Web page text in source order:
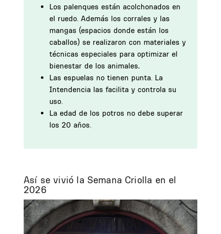
Los palenques están acolchonados en
el ruedo. Además los corrales y las
mangas (espacios donde están los
caballos) se realizaron con materiales y
técnicas especiales para optimizar el
bienestar de los animales.
Las espuelas no tienen punta. La
Intendencia las facilita y controla su
uso.
La edad de los potros no debe superar
los 20 años.
Así se vivió la Semana Criolla en el
2026